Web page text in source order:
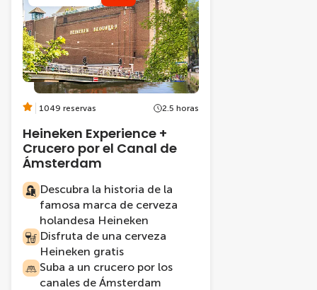
1049 reservas 2.5 horas
Heineken Experience +
Crucero por el Canal de
Ámsterdam
Descubra la historia de la
famosa marca de cerveza
holandesa Heineken
Disfruta de una cerveza
Heineken gratis
Suba a un crucero por los
canales de Ámsterdam